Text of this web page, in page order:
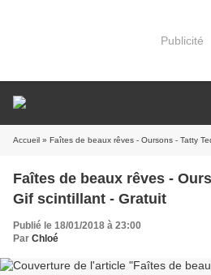
Publicité
Accueil » Faîtes de beaux rêves - Oursons - Tatty
Faîtes de beaux rêves -
Gif scintillant - Gratuit
Publié le 18/01/2018 à 23:00
Par Chloé